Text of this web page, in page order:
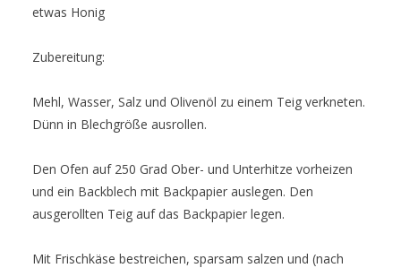
etwas Honig
Zubereitung:
Mehl, Wasser, Salz und Olivenöl zu einem Teig verkneten.
Dünn in Blechgröße ausrollen.
Den Ofen auf 250 Grad Ober- und Unterhitze vorheizen
und ein Backblech mit Backpapier auslegen. Den
ausgerollten Teig auf das Backpapier legen.
Mit Frischkäse bestreichen, sparsam salzen und (nach